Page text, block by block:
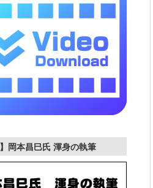
岡本昌巳氏 渾身の執筆